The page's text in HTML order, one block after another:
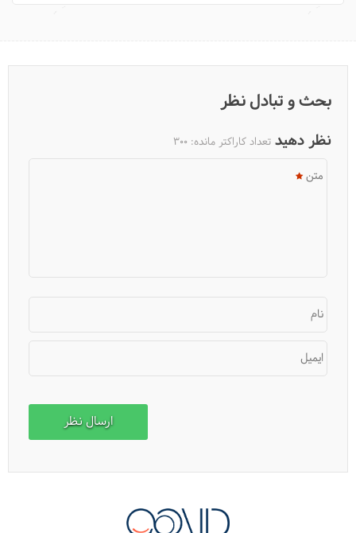
بحث و تبادل نظر
نظر دهید تعداد کاراکتر مانده: 300
متن
نام
ایمیل